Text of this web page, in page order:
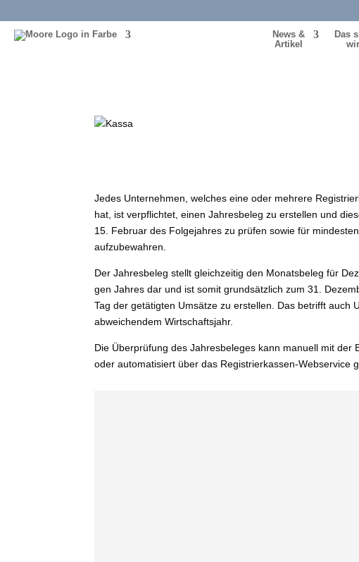
News &
Artikel
Das
wir
Jedes Unternehmen, wel­ches eine oder meh­re­re
hat, ist ver­pflich­tet, einen Jahresbeleg zu erstel­len und
15. Februar des Folgejahres zu prü­fen sowie für
aufzubewahren.
Der Jahresbeleg stellt gleich­zei­tig den Monatsbeleg für
gen Jahres dar und ist somit grund­sätz­lich zum 31.
Tag der getä­tig­ten Umsätze zu erstel­len. Das betrifft auch
abwei­chen­dem Wirtschaftsjahr.
Die Überprüfung des Jahresbeleges kann manu­ell mit der
oder auto­ma­ti­siert über das Registrierkassen-Webservice